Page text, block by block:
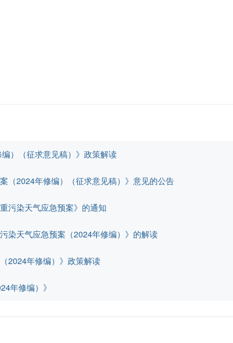
）（征求意见稿）》政策解读
（2024年修编）（征求意见稿）》意见的公告
污染天气应急预案》的通知
染天气应急预案（2024年修编）》的解读
2024年修编）》政策解读
年修编）》